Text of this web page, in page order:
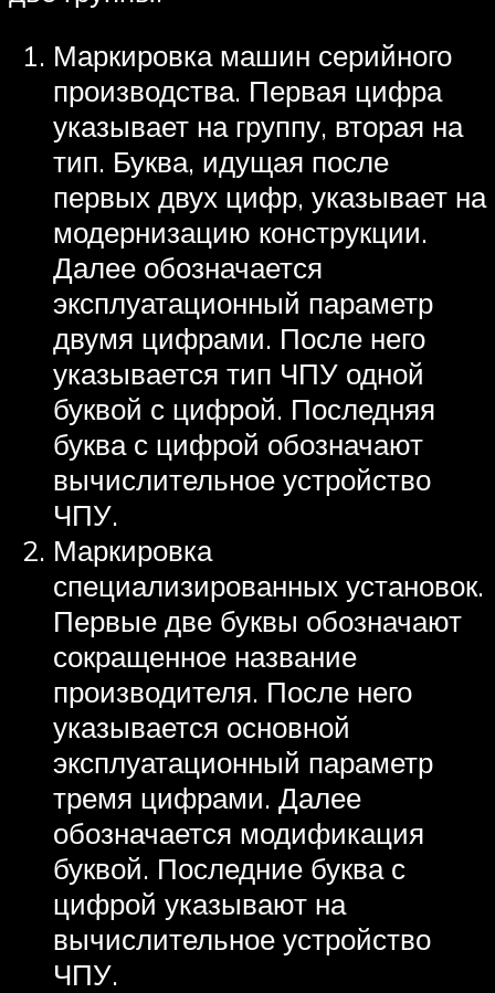
Маркировка машин серийного
производства. Первая цифра
указывает на группу, вторая на
тип. Буква, идущая после
первых двух цифр, указывает на
модернизацию конструкции.
Далее обозначается
эксплуатационный параметр
двумя цифрами. После него
указывается тип ЧПУ одной
буквой с цифрой. Последняя
буква с цифрой обозначают
вычислительное устройство
ЧПУ.
Маркировка
специализированных установок.
Первые две буквы обозначают
сокращенное название
производителя. После него
указывается основной
эксплуатационный параметр
тремя цифрами. Далее
обозначается модификация
буквой. Последние буква с
цифрой указывают на
вычислительное устройство
ЧПУ.